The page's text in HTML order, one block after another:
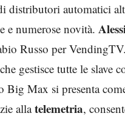
distributori automatici
e numerose novità.
Russo per
gestisce tutte le slave
Max si presenta
allatelemetria,